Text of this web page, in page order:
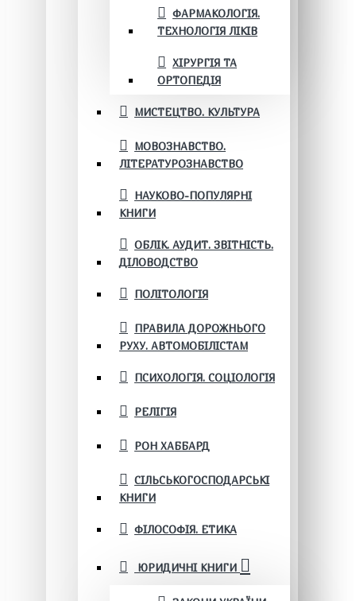
ФАРМАКОЛОГІЯ.
ТЕХНОЛОГІЯ ЛІКІВ
ХІРУРГІЯ ТА
ОРТОПЕДІЯ
МИСТЕЦТВО. КУЛЬТУРА
МОВОЗНАВСТВО.
ЛІТЕРАТУРОЗНАВСТВО
НАУКОВО-ПОПУЛЯРНІ
КНИГИ
ОБЛІК. АУДИТ. ЗВІТНІСТЬ.
ДІЛОВОДСТВО
ПОЛІТОЛОГІЯ
ПРАВИЛА ДОРОЖНЬОГО
РУХУ. АВТОМОБІЛІСТАМ
ПСИХОЛОГІЯ. СОЦІОЛОГІЯ
РЕЛІГІЯ
РОН ХАББАРД
СІЛЬСЬКОГОСПОДАРСЬКІ
КНИГИ
ФІЛОСОФІЯ. ЕТИКА
ЮРИДИЧНІ КНИГИ